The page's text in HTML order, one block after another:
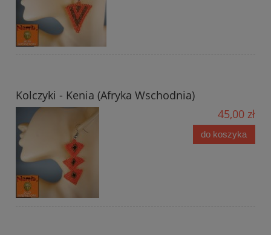
Kolczyki - Kenia (Afryka Wschodnia)
45,00 zł
do koszyka